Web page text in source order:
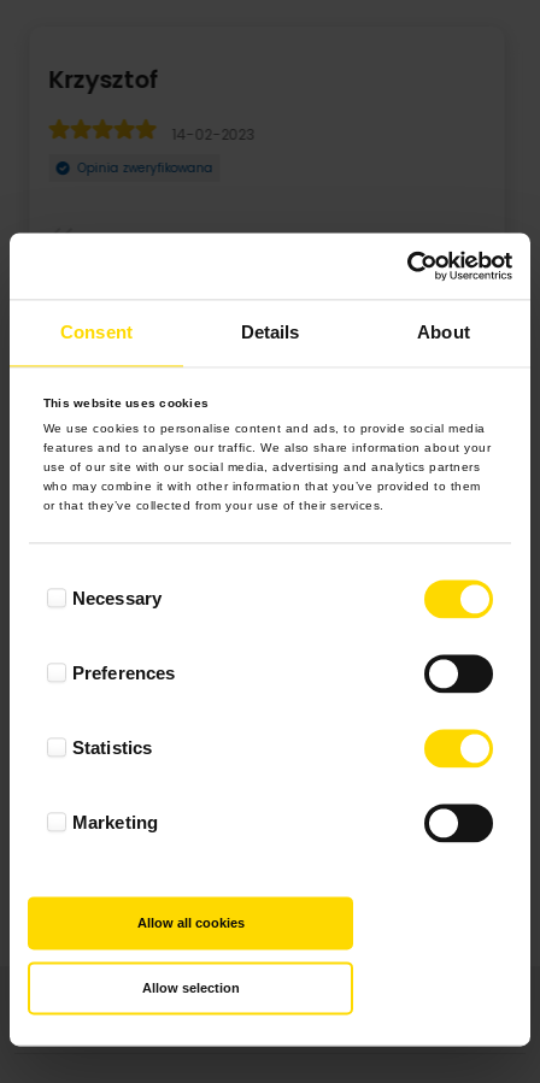
Consent Details About
This website uses cookies
We use cookies to personalise content and ads, to provide social media
features and to analyse our traffic. We also share information about your
use of our site with our social media, advertising and analytics partners
who may combine it with other information that you’ve provided to them
or that they’ve collected from your use of their services.
SelectionNecessary
Preferences
Statistics
Marketing
Allow all cookies
Allow selection
Agata
19-10-2022
Opinia zweryfikowana
Na tą stronę trafiłam przypadkiem, szukając pomysłu na
Rozwiń
4.9 z 5.0
Najbardziej pomocne oceny, które doradzą Ci